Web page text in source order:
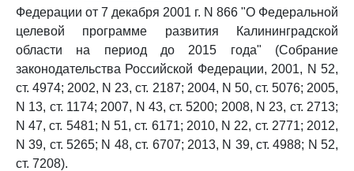
Федерации от 7 декабря 2001 г. N 866 "О Федеральной
целевой программе развития Калининградской
области на период до 2015 года" (Собрание
законодательства Российской Федерации, 2001, N 52,
ст. 4974; 2002, N 23, ст. 2187; 2004, N 50, ст. 5076; 2005,
N 13, ст. 1174; 2007, N 43, ст. 5200; 2008, N 23, ст. 2713;
N 47, ст. 5481; N 51, ст. 6171; 2010, N 22, ст. 2771; 2012,
N 39, ст. 5265; N 48, ст. 6707; 2013, N 39, ст. 4988; N 52,
ст. 7208).